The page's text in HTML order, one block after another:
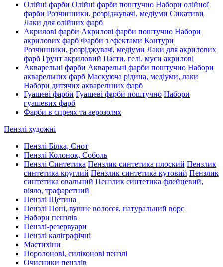
Олійні фарби Олійні фарби поштучно Набори олійної
фарби Розчинники, розріджувачі, медіуми Сикативи
Лаки для олійних фарб
Акрилові фарби Акрилові фарби поштучно Набори
акрилових фарб Фарби з ефектами Контури
Розчинники, розріджувачі, медіуми Лаки для акрилових
фарб Грунт акриловий Пасти, гелі, муси акрилові
Акварельні фарби Акварельні фарби поштучно Набори
акварельних фарб Маскуюча рідина, медіуми, лаки
Набори дитячих акварельних фарб
Гуашеві фарби Гуашеві фарби поштучно Набори
гуашевих фарб
Фарби в спреях та аерозолях
Пензлі художні
Пензлі Білка, Єнот
Пензлі Колонок, Соболь
Пензлі Синтетика Пензлик синтетика плоский Пензлик
синтетика круглий Пензлик синтетика кутовий Пензлик
синтетика овальний Пензлик синтетика флейцевий,
віяло, трафаретний
Пензлі Щетина
Пензлі Поні, вушне волосся, натуральний ворс
Набори пензлів
Пензлі-резервуари
Пензлі каліграфічні
Мастихіни
Поролонові, силіконові пензлі
Очисники пензлів